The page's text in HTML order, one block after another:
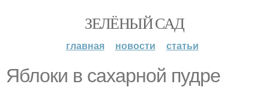
ЗЕЛЁНЫЙ САД
главная новости статьи
Яблоки в сахарной пудре